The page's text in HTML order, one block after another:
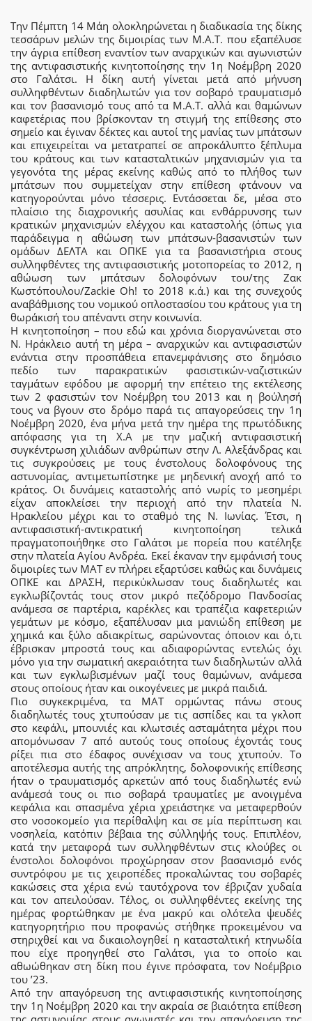
Την Πέμπτη 14 Μάη ολοκληρώνεται η διαδικασία της δίκης
τεσσάρων μελών της διμοιρίας των Μ.Α.Τ. που εξαπέλυσε
την άγρια επίθεση εναντίον των αναρχικών και αγωνιστών
της αντιφασιστικής κινητοποίησης την 1η Νοέμβρη 2020
στο Γαλάτσι. Η δίκη αυτή γίνεται μετά από μήνυση
συλληφθέντων διαδηλωτών για τον σοβαρό τραυματισμό
και τον βασανισμό τους από τα Μ.Α.Τ. αλλά και θαμώνων
καφετέριας που βρίσκονταν τη στιγμή της επίθεσης στο
σημείο και έγιναν δέκτες και αυτοί της μανίας των μπάτσων
και επιχειρείται να μετατραπεί σε απροκάλυπτο ξέπλυμα
του κράτους και των κατασταλτικών μηχανισμών για τα
γεγονότα της μέρας εκείνης καθώς από το πλήθος των
μπάτσων που συμμετείχαν στην επίθεση φτάνουν να
κατηγορούνται μόνο τέσσερις. Εντάσσεται δε, μέσα στο
πλαίσιο της διαχρονικής ασυλίας και ενθάρρυνσης των
κρατικών μηχανισμών ελέγχου και καταστολής (όπως για
παράδειγμα η αθώωση των μπάτσων-βασανιστών των
ομάδων ΔΕΛΤΑ και ΟΠΚΕ για τα βασανιστήρια στους
συλληφθέντες της αντιφασιστικής μοτοπορείας το 2012, η
αθώωση των μπάτσων δολοφόνων του/της Ζακ
Κωστόπουλου/Ζackie Οh! το 2018 κ.ά.) και της συνεχούς
αναβάθμισης του νομικού οπλοστασίου του κράτους για τη
θωράκισή του απέναντι στην κοινωνία.
Η κινητοποίηση – που εδώ και χρόνια διοργανώνεται στο
Ν. Ηράκλειο αυτή τη μέρα – αναρχικών και αντιφασιστών
ενάντια στην προσπάθεια επανεμφάνισης στο δημόσιο
πεδίο των παρακρατικών φασιστικών-ναζιστικών
ταγμάτων εφόδου με αφορμή την επέτειο της εκτέλεσης
των 2 φασιστών τον Νοέμβρη του 2013 και η βούλησή
τους να βγουν στο δρόμο παρά τις απαγορεύσεις την 1η
Νοέμβρη 2020, ένα μήνα μετά την ημέρα της πρωτόδικης
απόφασης για τη Χ.Α με την μαζική αντιφασιστική
συγκέντρωση χιλιάδων ανθρώπων στην Λ. Αλεξάνδρας και
τις συγκρούσεις με τους ένστολους δολοφόνους της
αστυνομίας, αντιμετωπίστηκε με μηδενική ανοχή από το
κράτος. Οι δυνάμεις καταστολής από νωρίς το μεσημέρι
είχαν αποκλείσει την περιοχή από την πλατεία Ν.
Ηρακλείου μέχρι και το σταθμό της Ν. Ιωνίας. Έτσι, η
αντιφασιστική-αντικρατική κινητοποίηση τελικά
πραγματοποιήθηκε στο Γαλάτσι με πορεία που κατέληξε
στην πλατεία Αγίου Ανδρέα. Εκεί έκαναν την εμφάνισή τους
διμοιρίες των ΜΑΤ εν πλήρει εξαρτύσει καθώς και δυνάμεις
ΟΠΚΕ και ΔΡΑΣΗ, περικύκλωσαν τους διαδηλωτές και
εγκλωβίζοντάς τους στον μικρό πεζόδρομο Πανδοσίας
ανάμεσα σε παρτέρια, καρέκλες και τραπέζια καφετεριών
γεμάτων με κόσμο, εξαπέλυσαν μια μανιώδη επίθεση με
χημικά και ξύλο αδιακρίτως, σαρώνοντας όποιον και ό,τι
έβρισκαν μπροστά τους και αδιαφορώντας εντελώς όχι
μόνο για την σωματική ακεραιότητα των διαδηλωτών αλλά
και των εγκλωβισμένων μαζί τους θαμώνων, ανάμεσα
στους οποίους ήταν και οικογένειες με μικρά παιδιά.
Πιο συγκεκριμένα, τα ΜΑΤ ορμώντας πάνω στους
διαδηλωτές τους χτυπούσαν με τις ασπίδες και τα γκλοπ
στο κεφάλι, μπουνιές και κλωτσιές ασταμάτητα μέχρι που
απομόνωσαν 7 από αυτούς τους οποίους έχοντάς τους
ρίξει πια στο έδαφος συνέχισαν να τους χτυπούν. Το
αποτέλεσμα αυτής της απρόκλητης, δολοφονικής επίθεσης
ήταν ο τραυματισμός αρκετών από τους διαδηλωτές ενώ
ανάμεσά τους οι πιο σοβαρά τραυματίες με ανοιγμένα
κεφάλια και σπασμένα χέρια χρειάστηκε να μεταφερθούν
στο νοσοκομείο για περίθαλψη και σε μία περίπτωση και
νοσηλεία, κατόπιν βέβαια της σύλληψής τους. Επιπλέον,
κατά την μεταφορά των συλληφθέντων στις κλούβες οι
ένστολοι δολοφόνοι προχώρησαν στον βασανισμό ενός
συντρόφου με τις χειροπέδες προκαλώντας του σοβαρές
κακώσεις στα χέρια ενώ ταυτόχρονα τον έβριζαν χυδαία
και τον απειλούσαν. Τέλος, οι συλληφθέντες εκείνης της
ημέρας φορτώθηκαν με ένα μακρύ και ολότελα ψευδές
κατηγορητήριο που προφανώς στήθηκε προκειμένου να
στηριχθεί και να δικαιολογηθεί η κατασταλτική κτηνωδία
που είχε προηγηθεί στο Γαλάτσι, για το οποίο και
αθωώθηκαν στη δίκη που έγινε πρόσφατα, τον Νοέμβριο
του ’23.
Από την απαγόρευση της αντιφασιστικής κινητοποίησης
την 1η Νοέμβρη 2020 και την ακραία σε βιαιότητα επίθεση